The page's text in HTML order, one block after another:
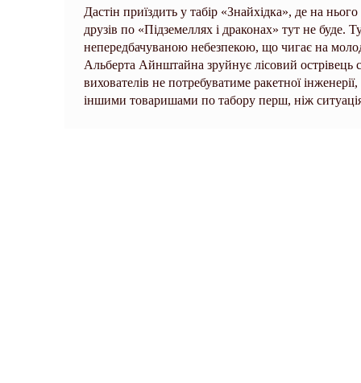
Дастін приїздить у табір «Знайхідка», де на
друзів по «Підземеллях і драконах» тут не буде.
непередбачуваною небезпекою, що чигає на
Альберта Айнштайна зруйнує лісовий
вихователів не потребуватиме ракетної
іншими товаришами по табору перш, ніж ситуація